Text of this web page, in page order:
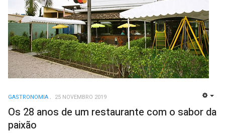
GASTRONOMIA 25 NOVEMBRO 2019
Os 28 anos de um restaurante com o sabor da
paixão